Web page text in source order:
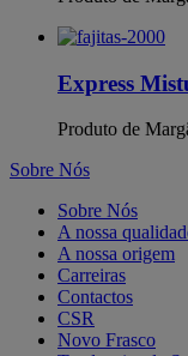
Express
Produto de
Sobre Nós
Sobre Nós
A nossa
A nossa origem
Carreiras
Contactos
CSR
Novo Frasco